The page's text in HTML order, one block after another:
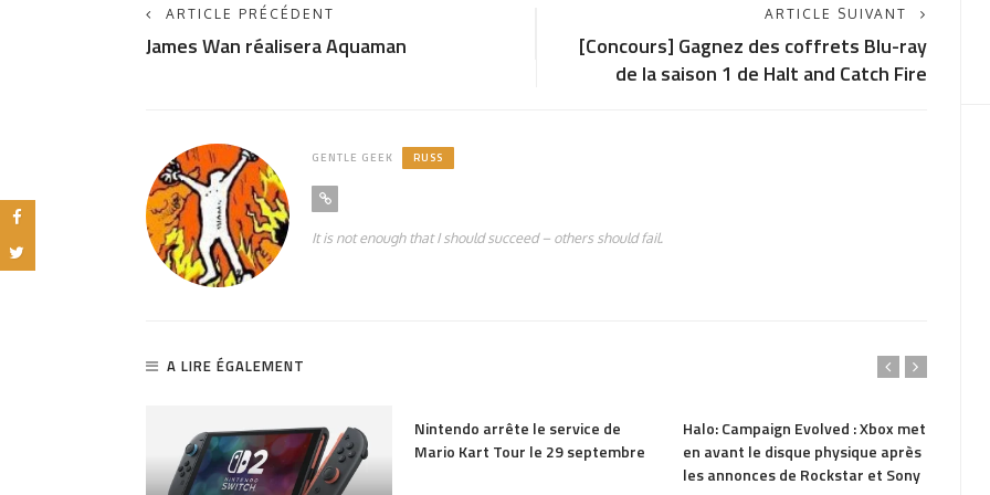
ARTICLE PRÉCÉDENT
James Wan réalisera Aquaman
ARTICLE SUIVANT
[Concours] Gagnez des coffrets Blu-ray
de la saison 1 de Halt and Catch Fire
GENTLE GEEK RUSS
It is not enough that I should succeed – others should fail.
A LIRE ÉGALEMENT
Nintendo arrête le service de
Mario Kart Tour le 29 septembre
Halo: Campaign Evolved : Xbox met
en avant le disque physique après
les annonces de Rockstar et Sony